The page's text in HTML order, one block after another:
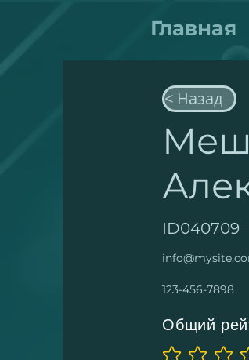
Главная
< Назад
ID040709
123-456-7898
Общий